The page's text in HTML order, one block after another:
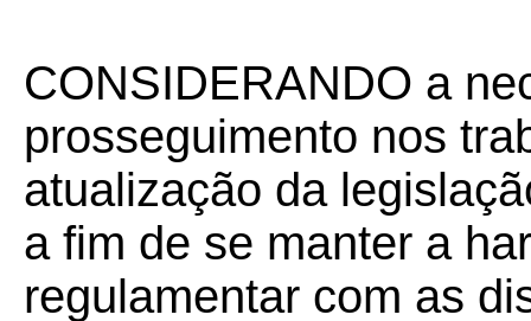
CONSIDERANDO a
prosseguimento nos
atualização da
a fim de se manter a
regulamentar com as